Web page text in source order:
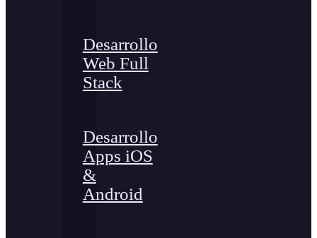
Desarrollo
Web Full
Stack
Desarrollo
Apps iOS
&
Android